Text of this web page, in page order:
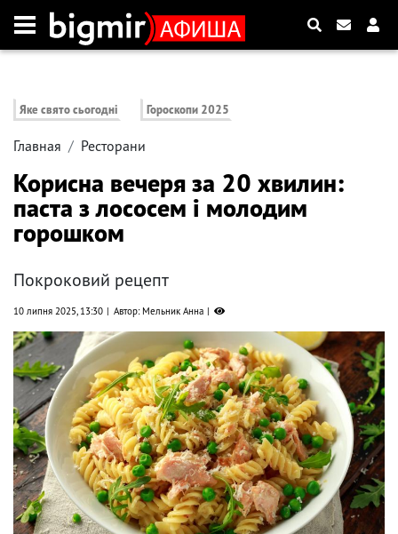
Яке свято сьогодні Гороскопи 2025
Главная Ресторани
Корисна вечеря за 20 хвилин:
паста з лососем і молодим
горошком
Покроковий рецепт
10 липня 2025, 13:30 Автор: Мельник Анна